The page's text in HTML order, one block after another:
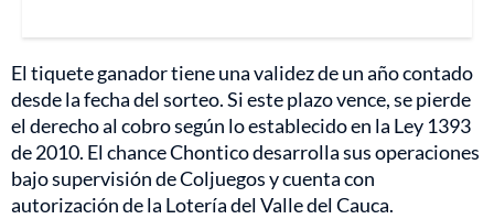
El tiquete ganador tiene una validez de un año contado
desde la fecha del sorteo. Si este plazo vence, se pierde
el derecho al cobro según lo establecido en la Ley 1393
de 2010. El chance Chontico desarrolla sus operaciones
bajo supervisión de Coljuegos y cuenta con
autorización de la Lotería del Valle del Cauca.